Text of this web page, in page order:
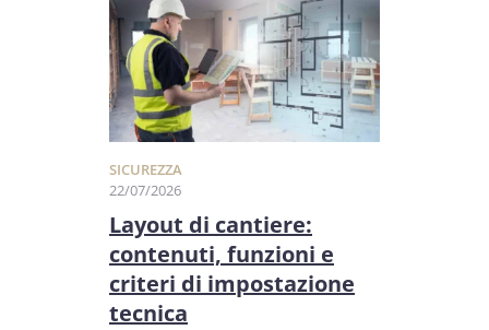
SICUREZZA
22/07/2026
Layout di cantiere:
contenuti, funzioni e
criteri di impostazione
tecnica